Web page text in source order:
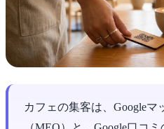
カフェの集客は、Googleマ